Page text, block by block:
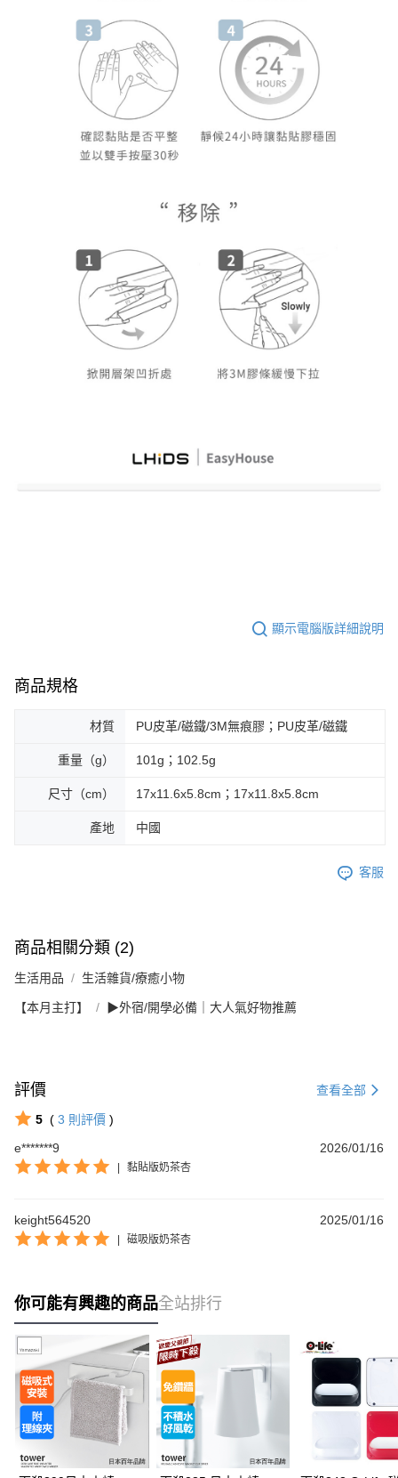
顯示電腦版詳細說明
商品規格
材質 PU皮革/磁鐵/3M無痕膠；PU皮革/磁鐵
重量（g） 101g；102.5g
尺寸（cm） 17x11.6x5.8cm；17x11.8x5.8cm
產地 中國
客服
商品相關分類 (2)
生活用品 生活雜貨/療癒小物
【本月主打】 ▶外宿/開學必備｜大人氣好物推薦
評價 查看全部
5 ( 3 則評價 )
e*******9
2026/01/16
| 黏貼版奶茶杏
keight564520 2025/01/16
| 磁吸版奶茶杏
你可能有興趣的商品全站排行